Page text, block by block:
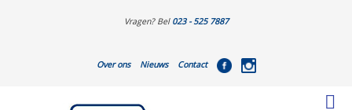
Vragen? Bel 023 - 525 7887
Over ons Nieuws Contact